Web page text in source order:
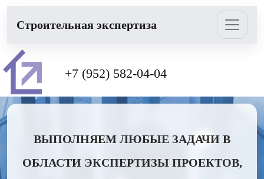
Cтроительная экспертиза
+7 (952) 582-04-04
ВЫПОЛНЯЕМ ЛЮБЫЕ ЗАДАЧИ В
ОБЛАСТИ ЭКСПЕРТИЗЫ ПРОЕКТОВ,